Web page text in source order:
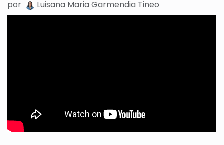
por Luisana Maria Garmendia Tineo